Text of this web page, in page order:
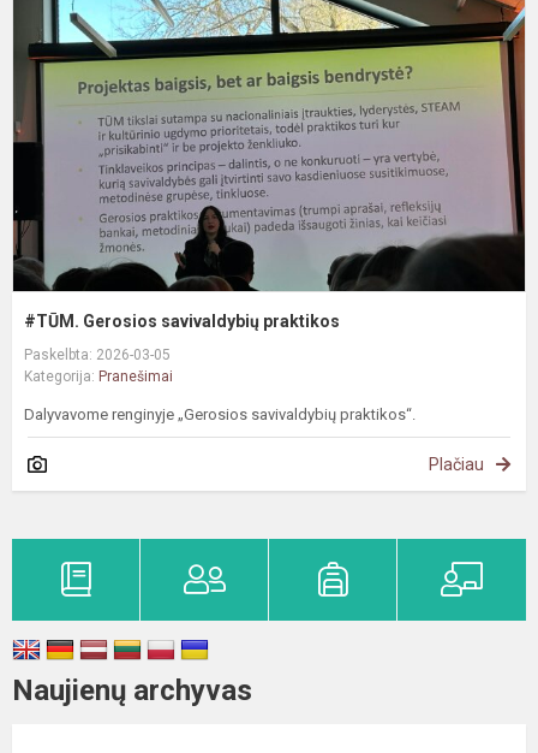
#TŪM. Gerosios savivaldybių praktikos
Paskelbta: 2026-03-05
Kategorija: Pranešimai
Dalyvavome renginyje „Gerosios savivaldybių praktikos“.
Plačiau
Naujienų archyvas